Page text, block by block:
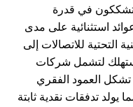
في قدرة
استثنائية على مدى
للاتصالات إلى
لتشمل شركات
العمود الفقري
تدفقات نقدية ثابتة